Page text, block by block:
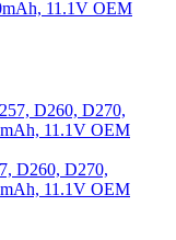
11.1V OEM
D260, D270,
11.1V OEM